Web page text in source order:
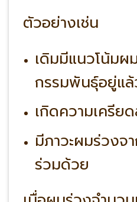
ตัวอย่างเช่น
เดิมมีแนวโน้มผ
กรรมพันธุ์อยู่แ
เกิดความเครีย
มีภาวะผมร่วงจ
ร่วมด้วย